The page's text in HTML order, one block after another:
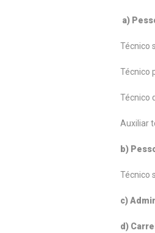
a)
Técnico
Técnico
Técnico
Auxiliar
b)
Técnico
c)
d)